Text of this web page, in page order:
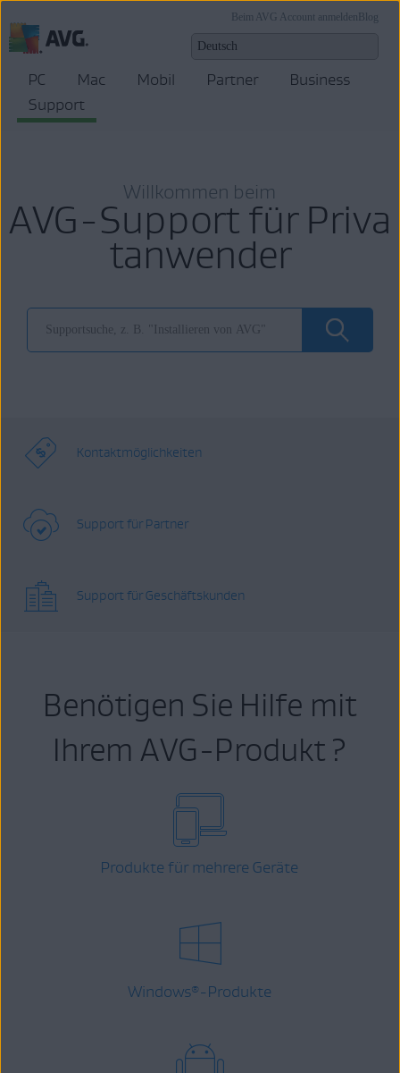
Blog
Beim AVG Account anmelden
PC Mac Mobil Partner
Business
Support
Willkommen beim
AVG-Support für Priva
tanwender
Kontaktmöglichkeiten
Support für Partner
Support für Geschäftskunden
Benötigen Sie Hilfe mit
Ihrem AVG-Produkt ?
Produkte für mehrere Geräte
Windows® -Produkte